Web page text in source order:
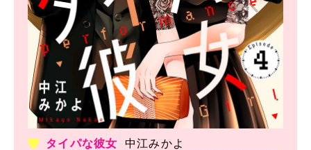
タイパな彼女 中江みかよ